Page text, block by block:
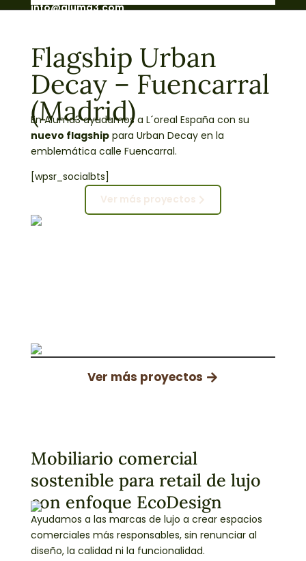
info@aluma3.com
Flagship Urban
Decay – Fuencarral
(Madrid)
En Aluma3 ayudamos a L´oreal España con su
nuevo flagshippara Urban Decay en la
emblemática calle Fuencarral.
[wpsr_socialbts]
Ver más proyectos
Ver más proyectos
Mobiliario comercial
sostenible para retail de lujo
con enfoque EcoDesign
Ayudamos a las marcas de lujo a crear espacios
comerciales más responsables, sin renunciar al
diseño, la calidad ni la funcionalidad.